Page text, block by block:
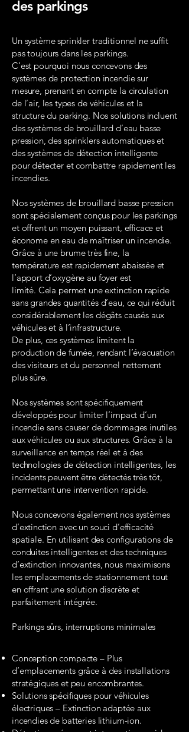
des parkings
Un système sprinkler traditionnel ne suffit
pas toujours dans les parkings.
C’est pourquoi nous concevons des
systèmes de protection incendie sur
mesure, prenant en compte la circulation
de l’air, les types de véhicules et la
structure du parking. Nos solutions incluent
des systèmes de brouillard d’eau basse
pression, des sprinklers automatiques et
des systèmes de détection intelligente
pour détecter et combattre rapidement les
incendies.
Nos systèmes de brouillard basse pression
sont spécialement conçus pour les parkings
et offrent un moyen puissant, efficace et
économe en eau de maîtriser un incendie.
Grâce à une brume très fine, la
température est rapidement abaissée et
l’apport d’oxygène au foyer est
limité. Cela permet une extinction rapide
sans grandes quantités d’eau, ce qui réduit
considérablement les dégâts causés aux
véhicules et à l’infrastructure.
De plus, ces systèmes limitent la
production de fumée, rendant l’évacuation
des visiteurs et du personnel nettement
plus sûre.
Nos systèmes sont spécifiquement
développés pour limiter l’impact d’un
incendie sans causer de dommages inutiles
aux véhicules ou aux structures. Grâce à la
surveillance en temps réel et à des
technologies de détection intelligentes, les
incidents peuvent être détectés très tôt,
permettant une intervention rapide.
Nous concevons également nos systèmes
d’extinction avec un souci d’efficacité
spatiale. En utilisant des configurations de
conduites intelligentes et des techniques
d’extinction innovantes, nous maximisons
les emplacements de stationnement tout
en offrant une solution discrète et
parfaitement intégrée.
Parkings sûrs, interruptions minimales
Conception compacte – Plus
d’emplacements grâce à des installations
stratégiques et peu encombrantes.
Solutions spécifiques pour véhicules
électriques – Extinction adaptée aux
incendies de batteries lithium-ion.